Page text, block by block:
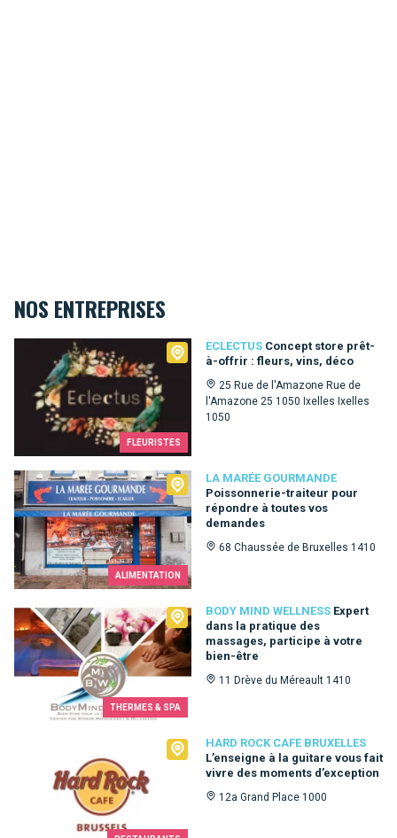
NOS ENTREPRISES
FLEURISTES
ECLECTUS Concept store prêt-
à-offrir : fleurs, vins, déco
25 Rue de l'Amazone Rue de
l'Amazone 25 1050 Ixelles Ixelles
1050
ALIMENTATION
LA MARÉE GOURMANDE
Poissonnerie-traiteur pour
répondre à toutes vos
demandes
68 Chaussée de Bruxelles 1410
La Marée Gourmande
THERMES & SPA
BODY MIND WELLNESS Expert
dans la pratique des
massages, participe à votre
bien-être
11 Drève du Méreault 1410
Body Mind Wellness
HARD ROCK CAFE BRUXELLES
L’enseigne à la guitare vous fait
vivre des moments d’exception
12a Grand Place 1000
Hard Rock Cafe Bruxelles